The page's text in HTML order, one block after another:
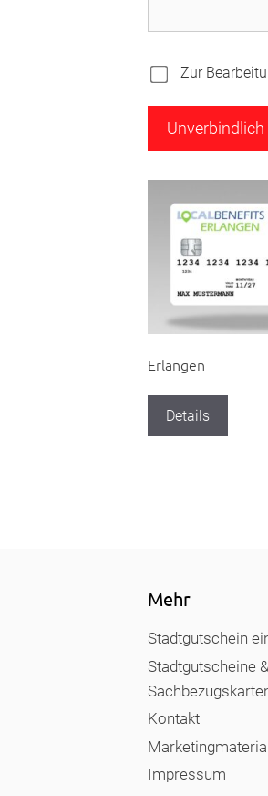
Zur
Erlangen
Details
Mehr
Stadtgutschein
Stadtgutscheine
Kontakt
Impressum